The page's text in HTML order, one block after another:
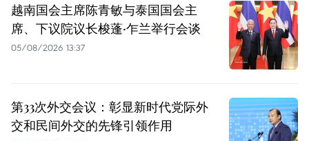
越南国会主席陈青敏与泰国国会主
席、下议院议长梭蓬·乍兰举行会谈
05/08/2026 13:37
第33次外交会议：彰显新时代党际外
交和民间外交的先锋引领作用